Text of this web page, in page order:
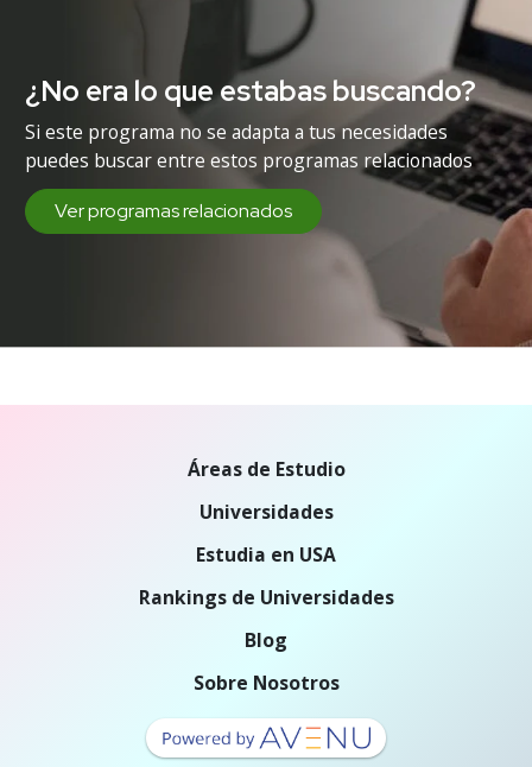
¿No era lo que estabas buscando?
Si este programa no se adapta a tus necesidades
puedes buscar entre estos programas relacionados
Ver programas relacionados
Áreas de Estudio
Universidades
Estudia en USA
Rankings de Universidades
Blog
Sobre Nosotros